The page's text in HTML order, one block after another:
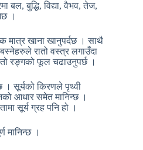
बल, बुद्धि, विद्या, वैभव, तेज,
।
मात्र खाना खानुपर्दछ । साथै
रातो वस्त्र लगाउँदा
रङ्गको फूल चढाउनुपर्छ ।
। सूर्यको किरणले पृथ्वी
आधार समेत मानिन्छ ।
सूर्य ग्रह पनि हो ।
मानिन्छ ।